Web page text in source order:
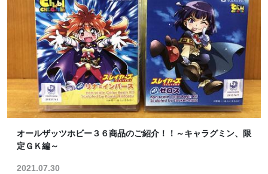
オールザッツホビー３６商品のご紹介！！～キャラグミン、限
定ＧＫ編～
2021.07.30